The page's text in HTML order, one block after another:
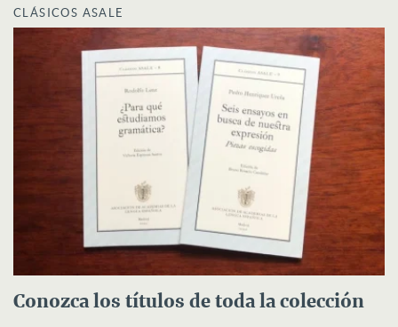
CLÁSICOS ASALE
Conozca los títulos de toda la colección